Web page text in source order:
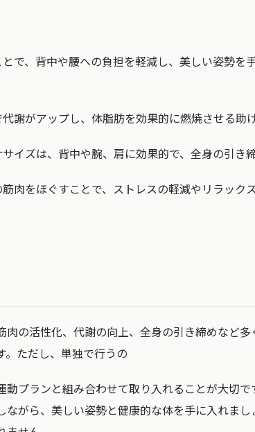
で、背中や腰への負担を軽減し、美しい姿勢を
謝がアップし、体脂肪を効果的に燃焼させる助け
イズは、背中や腕、肩に効果的で、全身の引き
肉をほぐすことで、ストレスの軽減やリラック
の活性化、代謝の向上、全身の引き締めなど
。ただし、単独で行うの
プランと組み合わせて取り入れることが大切
がら、美しい姿勢と健康的な体を手に入れま